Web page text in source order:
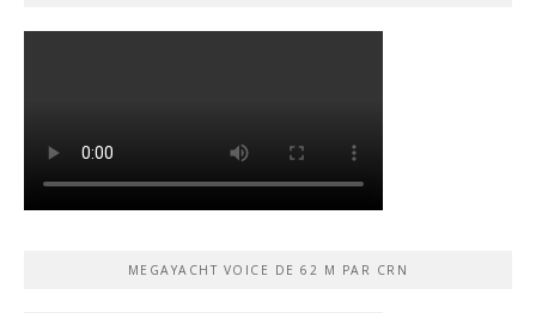
MEGAYACHT VOICE DE 62 M PAR CRN